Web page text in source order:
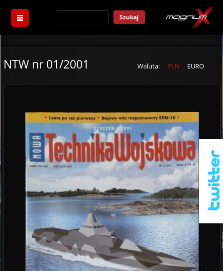
Szukaj
Waluta: PLN EURO
NTW nr 01/2001